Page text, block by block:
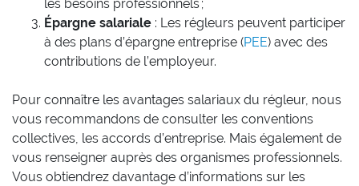
les besoins professionnels ;
Épargne salariale : Les régleurs peuvent participer
à des plans d’épargne entreprise (PEE) avec des
contributions de l’employeur.
Pour connaître les avantages salariaux du régleur, nous
vous recommandons de consulter les conventions
collectives, les accords d’entreprise. Mais également de
vous renseigner auprès des organismes professionnels.
Vous obtiendrez davantage d’informations sur les